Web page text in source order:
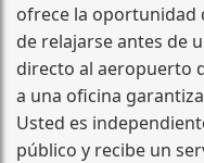
ofrece la oportunidad
de relajarse antes de
directo al aeropuerto
a una oficina
Usted es
público y recibe un